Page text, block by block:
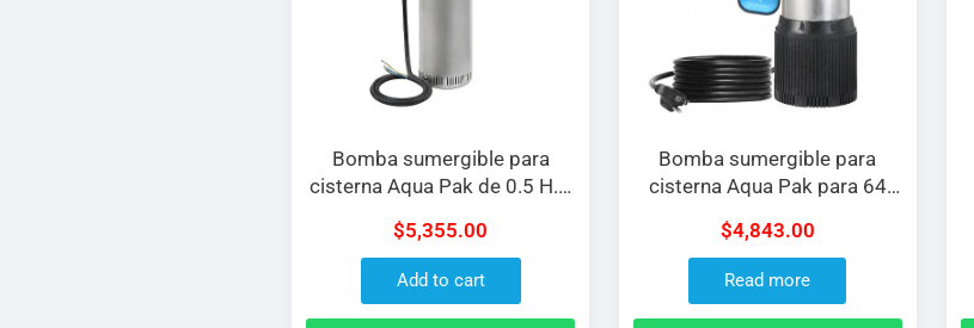
Bomba sumergible para
cisterna Aqua Pak de 0.5 H.P
$5,355.00
Add to cart
Bomba sumergible para
cisterna Aqua Pak para 64
$4,843.00
Read more